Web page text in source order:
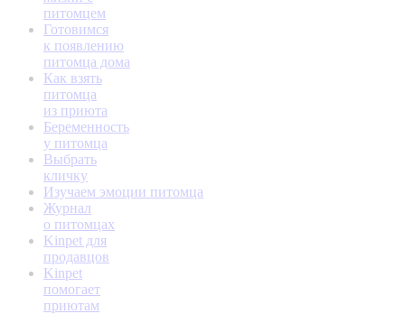
питомцем
Готовимся
к появлению
питомца дома
Как взять
питомца
из приюта
Беременность
у питомца
Выбрать
кличку
Изучаем эмоции питомца
Журнал
о питомцах
Kinpet для
продавцов
Kinpet
помогает
приютам